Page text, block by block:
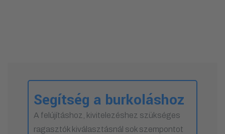
Segítség a burkoláshoz
A felújításhoz, kivitelezéshez szükséges
ragasztók kiválasztásnál sok szempontot